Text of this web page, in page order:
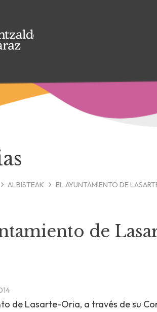
ALBISTEAK EL AYUNTAMIENTO DE
de
de Lasarte-Oria, a través de su